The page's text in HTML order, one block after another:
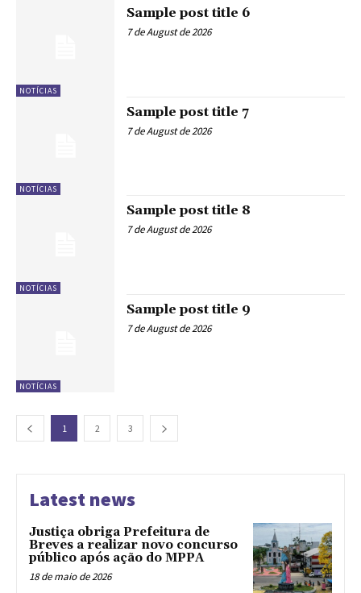
NOTÍCIAS
Sample post title 6
7 de August de 2026
NOTÍCIAS
Sample post title 7
7 de August de 2026
NOTÍCIAS
Sample post title 8
7 de August de 2026
NOTÍCIAS
Sample post title 9
7 de August de 2026
1 2 3
Latest news
Justiça obriga Prefeitura de
Breves a realizar novo concurso
público após ação do MPPA
18 de maio de 2026